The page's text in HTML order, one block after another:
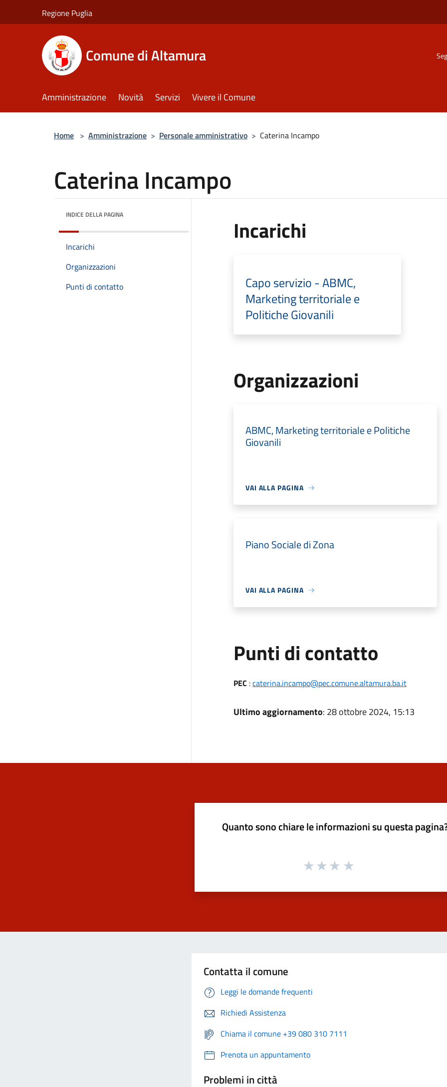
Regione Puglia
Comune di Altamura
Amministrazione Novità Servizi Vivere il Comune
Home > Amministrazione > Personale amministrativo > Caterina Incampo
Caterina Incampo
INDICE DELLA PAGINA
Incarichi
Organizzazioni
Punti di contatto
Incarichi
Capo servizio - ABMC,
Marketing territoriale e
Politiche Giovanili
Organizzazioni
ABMC, Marketing territoriale e Politiche
Giovanili
VAI ALLA PAGINA
Piano Sociale di Zona
VAI ALLA PAGINA
Punti di contatto
PEC :caterina.incampo@pec.comune.altamura.ba.it
Ultimo aggiornamento: 28 ottobre 2024, 15:13
Quanto sono chiare le informazioni su questa
Contatta il comune
Leggi le domande frequenti
Richiedi Assistenza
Chiama il comune +39 080 310 7111
Prenota un appuntamento
Problemi in città